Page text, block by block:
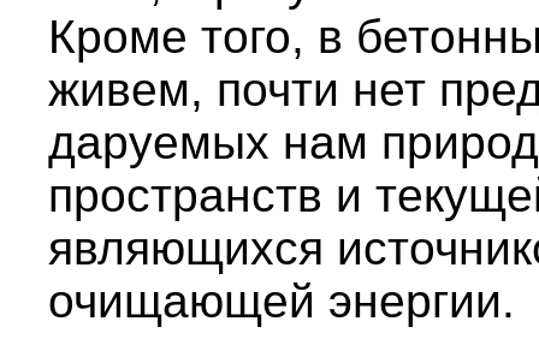
Кроме того, в
живем, почти нет
даруемых нам
пространств и
являющихся
очищающей энергии.